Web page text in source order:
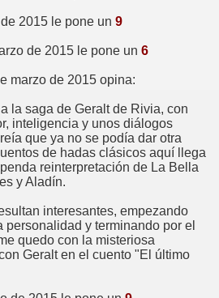
2015 le pone un 9
de 2015 le pone un 6
marzo de 2015 opina:
la saga de Geralt de Rivia, con
inteligencia y unos diálogos
que ya no se podía dar otra
de hadas clásicos aquí llega
reinterpretación de La Bella
y Aladín.
interesantes, empezando
personalidad y terminando por el
quedo con la misteriosa
Geralt en el cuento "El último